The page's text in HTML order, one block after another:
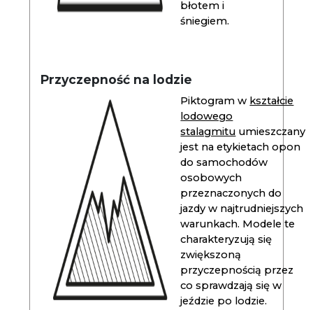
błotem i
śniegiem.
Przyczepność na lodzie
Piktogram w kształcie
lodowego
stalagmitu umieszczany
jest na etykietach opon
do samochodów
osobowych
przeznaczonych do
jazdy w najtrudniejszych
warunkach. Modele te
charakteryzują się
zwiększoną
przyczepnością przez
co sprawdzają się w
jeździe po lodzie.